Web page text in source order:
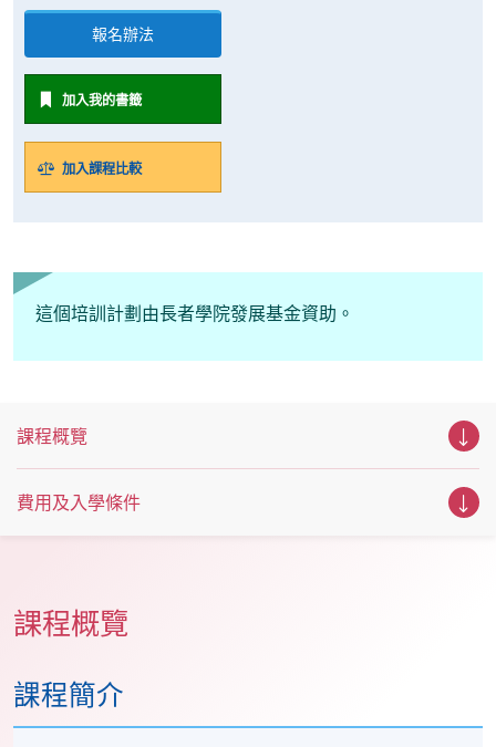
報名辦法
加入我的書籤
加入課程比較
這個培訓計劃由長者學院發展基金資助。
課程概覽
費用及入學條件
課程概覽
課程簡介